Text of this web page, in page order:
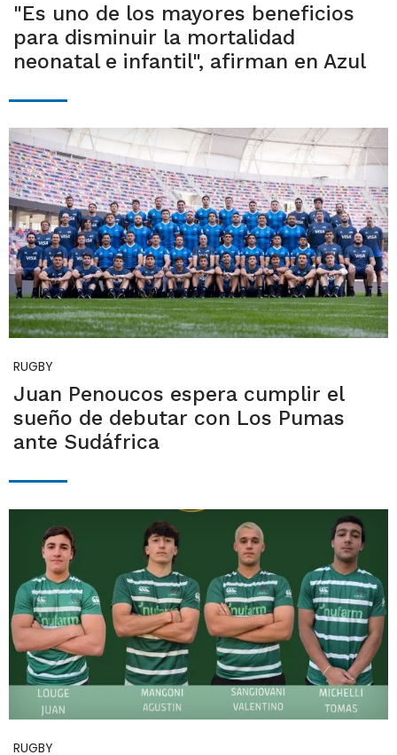
"Es uno de los mayores beneficios
para disminuir la mortalidad
neonatal e infantil", afirman en Azul
RUGBY
Juan Penoucos espera cumplir el
sueño de debutar con Los Pumas
ante Sudáfrica
RUGBY